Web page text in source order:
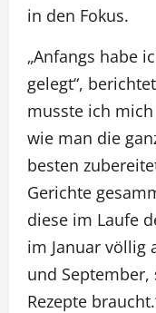
in den Fokus.
„Anfangs habe
gelegt“,
musste ich
wie man die
besten
Gerichte
diese im Laufe
im Januar völlig
und
Rezepte